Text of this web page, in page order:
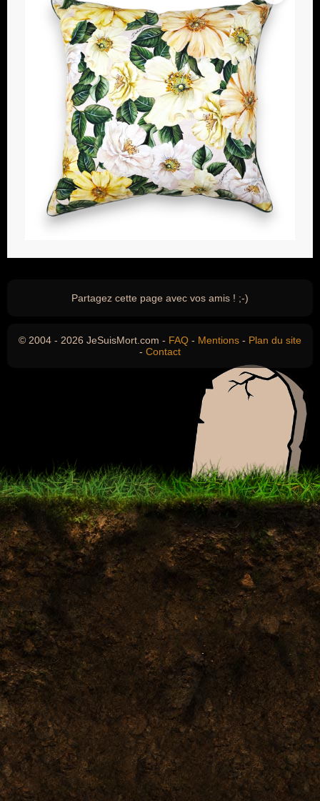
Partagez cette page avec vos amis ! ;-)
© 2004 - 2026 JeSuisMort.com - FAQ - Mentions - Plan du site
- Contact